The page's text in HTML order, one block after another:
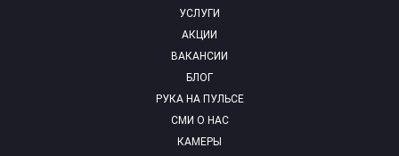
УСЛУГИ
АКЦИИ
ВАКАНСИИ
БЛОГ
РУКА НА ПУЛЬСЕ
СМИ О НАС
КАМЕРЫ